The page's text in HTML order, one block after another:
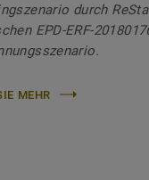
durch
EPD-ERF-
MEHR